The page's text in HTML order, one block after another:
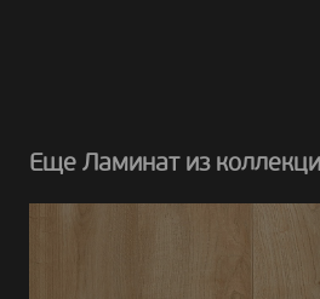
Еще Ламинат из